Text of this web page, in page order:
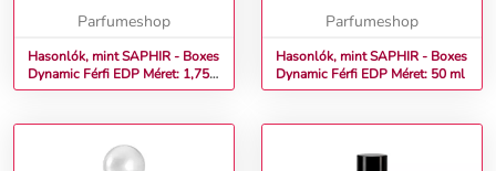
Parfumeshop
Hasonlók, mint SAPHIR - Boxes
Dynamic Férfi EDP Méret: 1,75
ml
Parfumeshop
Hasonlók, mint SAPHIR - Boxes
Dynamic Férfi EDP Méret: 50 ml